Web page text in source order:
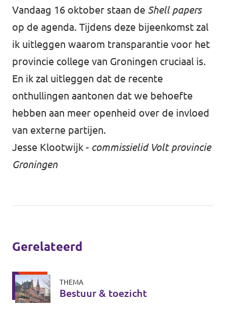
Vandaag 16 oktober staan de Shell papers
op de agenda. Tijdens deze bijeenkomst zal
ik uitleggen waarom transparantie voor het
provincie college van Groningen cruciaal is.
En ik zal uitleggen dat de recente
onthullingen aantonen dat we behoefte
hebben aan meer openheid over de invloed
van externe partijen.
Jesse Klootwijk - commissielid Volt provincie
Groningen
Gerelateerd
THEMA
Bestuur & toezicht